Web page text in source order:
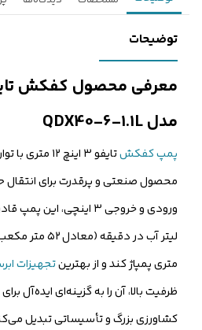
تماس می‌گیرند.
ثبت درخواست
توضیحات
مدل QDX40-6-1.1L
پمپ کفکش
محصول صنعتی و پرقدرت برای انتقال
متری پمپاژ کند و از بهترینتجهیزات
ظرفیت بالا، آن را به گزینه‌ای ایده‌آل
کشاورزی بزرگ و تأسیساتی تبدیل